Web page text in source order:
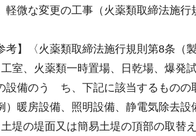
軽微な変更の工事（火薬類取締法施行
考】〈火薬類取締法施行規則第8条（
室、火薬類一時置場、日乾場、爆発
設備のう ち、下記に該当するものの
暖房設備、照明設備、静電気除去設
堤の堤面又は簡易土堤の頂部の取替